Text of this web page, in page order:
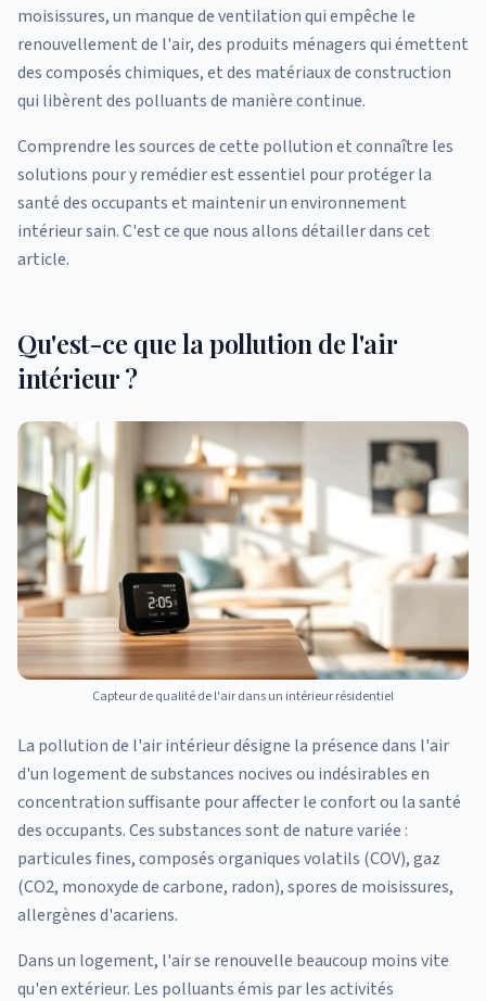
moisissures, un manque de ventilation qui empêche le
renouvellement de l'air, des produits ménagers qui émettent
des composés chimiques, et des matériaux de construction
qui libèrent des polluants de manière continue.
Comprendre les sources de cette pollution et connaître les
solutions pour y remédier est essentiel pour protéger la
santé des occupants et maintenir un environnement
intérieur sain. C'est ce que nous allons détailler dans cet
article.
Qu'est-ce que la pollution de l'air
intérieur ?
Capteur de qualité de l'air dans un intérieur résidentiel
La pollution de l'air intérieur désigne la présence dans l'air
d'un logement de substances nocives ou indésirables en
concentration suffisante pour affecter le confort ou la santé
des occupants. Ces substances sont de nature variée :
particules fines, composés organiques volatils (COV), gaz
(CO2, monoxyde de carbone, radon), spores de moisissures,
allergènes d'acariens.
Dans un logement, l'air se renouvelle beaucoup moins vite
qu'en extérieur. Les polluants émis par les activités